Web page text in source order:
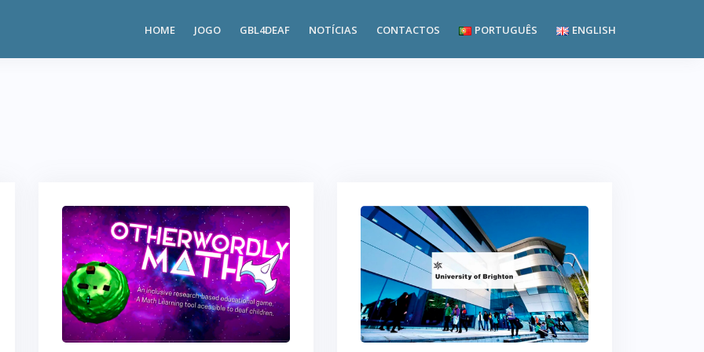
HOME JOGO GBL4DEAF NOTÍCIAS CONTACTOS PORTUGUÊS ENGLISH